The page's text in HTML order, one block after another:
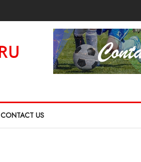
CONTACT US